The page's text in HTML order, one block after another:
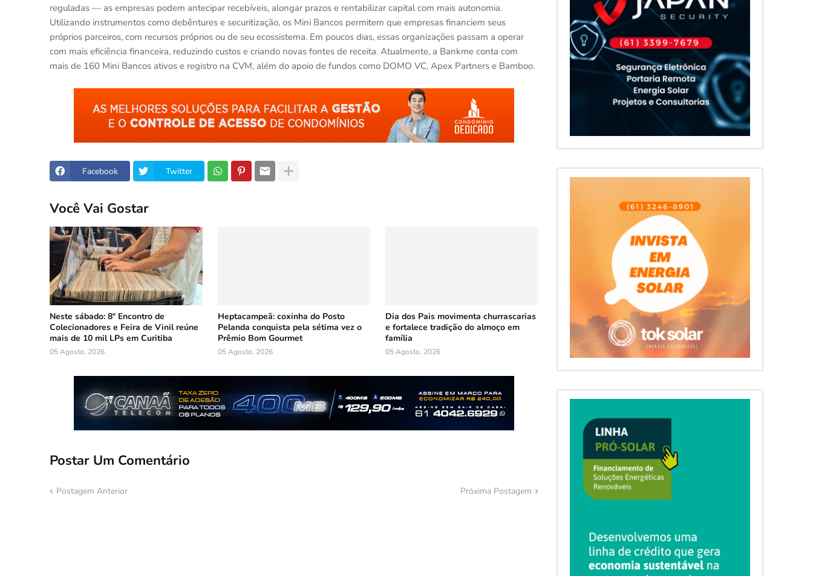
reguladas — as empresas podem antecipar recebíveis, alongar prazos e rentabilizar capital com mais autonomia.
Utilizando instrumentos como debêntures e securitização, os Mini Bancos permitem que empresas financiem seus
próprios parceiros, com recursos próprios ou de seu ecossistema. Em poucos dias, essas organizações passam a operar
com mais eficiência financeira, reduzindo custos e criando novas fontes de receita. Atualmente, a Bankme conta com
mais de 160 Mini Bancos ativos e registro na CVM, além do apoio de fundos como DOMO VC, Apex Partners e Bamboo.
Facebook Twitter
Você Vai Gostar
Neste sábado: 8º Encontro de
Colecionadores e Feira de Vinil reúne
mais de 10 mil LPs em Curitiba
05 Agosto, 2026
Heptacampeã: coxinha do Posto
Pelanda conquista pela sétima vez o
Prêmio Bom Gourmet
05 Agosto, 2026
Dia dos Pais movimenta churrascarias
e fortalece tradição do almoço em
família
05 Agosto, 2026
Postar Um Comentário
Postagem Anterior Próxima Postagem